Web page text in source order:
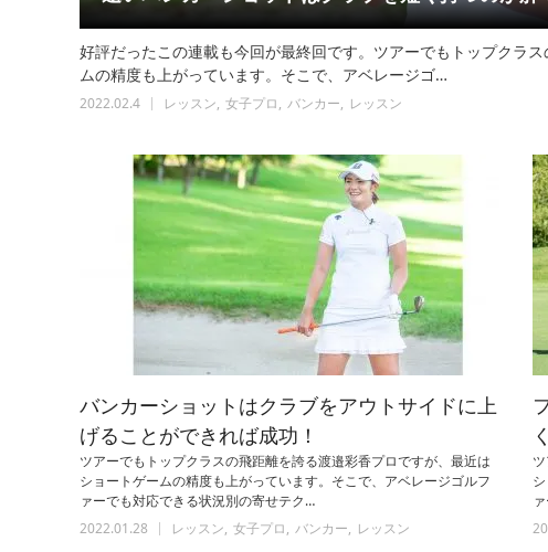
好評だったこの連載も今回が最終回です。ツアーでもトップクラ
ムの精度も上がっています。そこで、アベレージゴ…
2022.02.4 レッスン 女子プロ バンカー レッスン
バンカーショットはクラブをアウトサイドに上
げることができれば成功！
ツアーでもトップクラスの飛距離を誇る渡邉彩香プロですが、最近は
ショートゲームの精度も上がっています。そこで、アベレージゴルフ
ァーでも対応できる状況別の寄せテク…
2022.01.28
レッスン 女子プロ バンカー レッスン